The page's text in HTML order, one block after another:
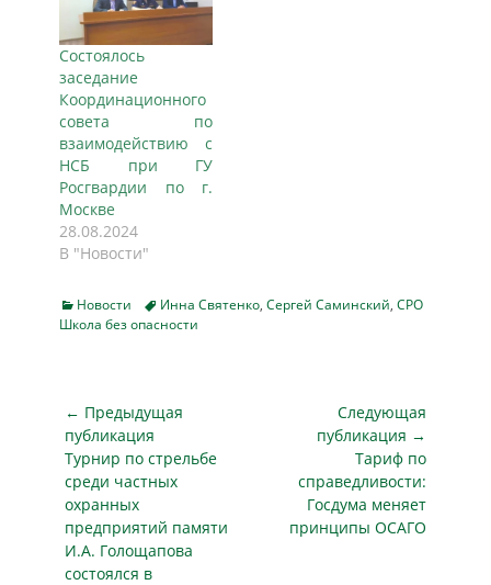
образования и
Состоялось
заседание
Координационного
совета по
взаимодействию с
НСБ при ГУ
Росгвардии по г.
Москве
28.08.2024
В "Новости"
Categories
Новости TagsИнна Святенко, Сергей Саминский, СРО
Школа без опасности
Навигация
по
записям
← Предыдущая
публикация
Предыдущая
публикация
Турнир по стрельбе
среди частных
охранных
предприятий памяти
И.А. Голощапова
состоялся в
Следующая
публикация →
публикация
Тариф по
справедливости:
Госдума меняет
принципы ОСАГО